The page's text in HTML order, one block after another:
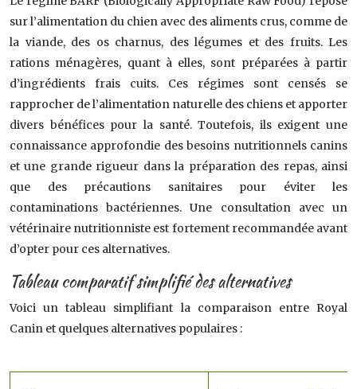
sur l’alimentation du chien avec des aliments crus, comme de
la viande, des os charnus, des légumes et des fruits. Les
rations ménagères, quant à elles, sont préparées à partir
d’ingrédients frais cuits. Ces régimes sont censés se
rapprocher de l’alimentation naturelle des chiens et apporter
divers bénéfices pour la santé. Toutefois, ils exigent une
connaissance approfondie des besoins nutritionnels canins
et une grande rigueur dans la préparation des repas, ainsi
que des précautions sanitaires pour éviter les
contaminations bactériennes. Une consultation avec un
vétérinaire nutritionniste est fortement recommandée avant
d’opter pour ces alternatives.
Tableau comparatif simplifié des alternatives
Voici un tableau simplifiant la comparaison entre Royal
Canin et quelques alternatives populaires :